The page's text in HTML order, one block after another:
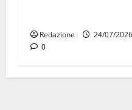
Redazione
24/07/2026
0